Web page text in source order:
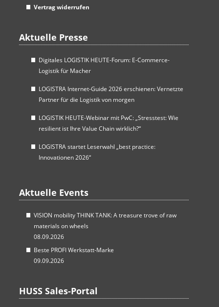
Vertrag widerrufen
Aktuelle Presse
Digitales LOGISTIK HEUTE-Forum: E-Commerce-
Logistik für Macher
LOGISTRA Internet-Guide 2026 erschienen: Vernetzte
Partner für die Logistik von morgen
LOGISTIK HEUTE-Webinar mit PwC: „Stresstest: Wie
resilient ist Ihre Value Chain wirklich?“
LOGISTRA startet Leserwahl „best practice:
Innovationen 2026“
Aktuelle Events
VISION mobility THINK TANK: A treasure trove of raw
materials on wheels
08.09.2026
Beste PROFI Werkstatt-Marke
09.09.2026
HUSS Sales-Portal